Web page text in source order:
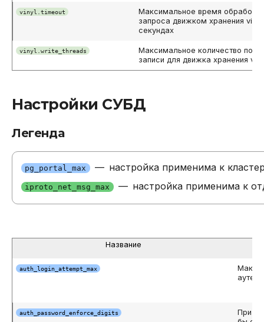
vinyl.timeout
Максимальное время обработки
запроса движком хранения vinyl
секундах
vinyl.write_threads
Максимальное количество
записи для движка хранения
Настройки СУБД
Легенда
pg_portal_max — настройка применима к
iproto_net_msg_max — настройка применима к
Название
auth_login_attempt_max
auth_password_enforce_digits